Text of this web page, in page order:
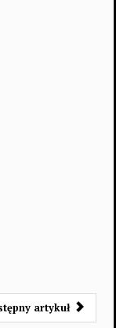
artykuł